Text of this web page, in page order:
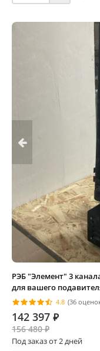
РЭБ "Элемент" 3
для вашего
4.8 (36
142 397 ⃏
156 480 ⃏
Под заказ от 2 дней